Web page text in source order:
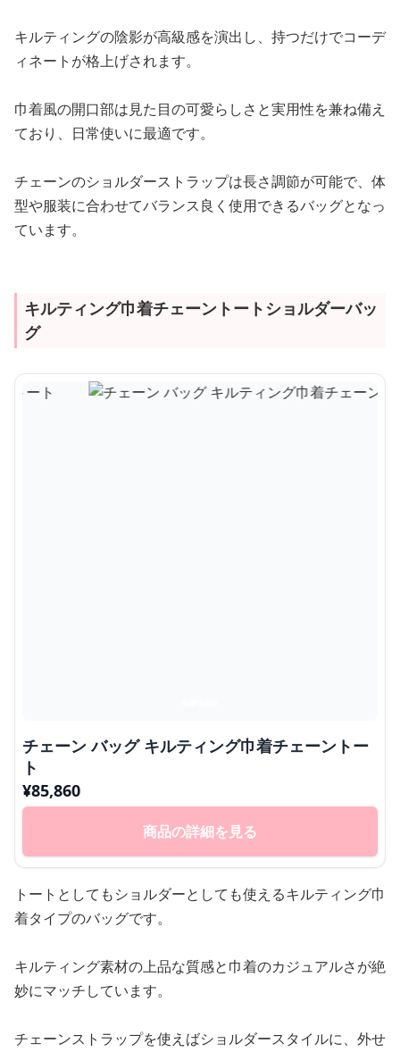
キルティングの陰影が高級感を演出し、持つだけでコーデ
ィネートが格上げされます。
巾着風の開口部は見た目の可愛らしさと実用性を兼ね備え
ており、日常使いに最適です。
チェーンのショルダーストラップは長さ調節が可能で、体
型や服装に合わせてバランス良く使用できるバッグとなっ
ています。
キルティング巾着チェーントートショルダーバッ
グ
チェーン バッグ キルティング巾着チェーントー
ト
¥85,860
商品の詳細を見る
トートとしてもショルダーとしても使えるキルティング巾
着タイプのバッグです。
キルティング素材の上品な質感と巾着のカジュアルさが絶
妙にマッチしています。
チェーンストラップを使えばショルダースタイルに、外せ